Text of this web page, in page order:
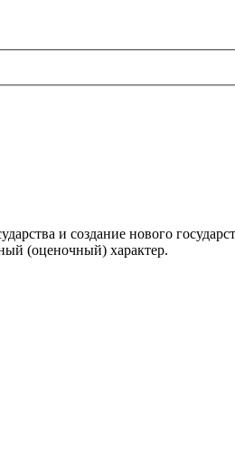
и создание нового
(оценочный) характер.